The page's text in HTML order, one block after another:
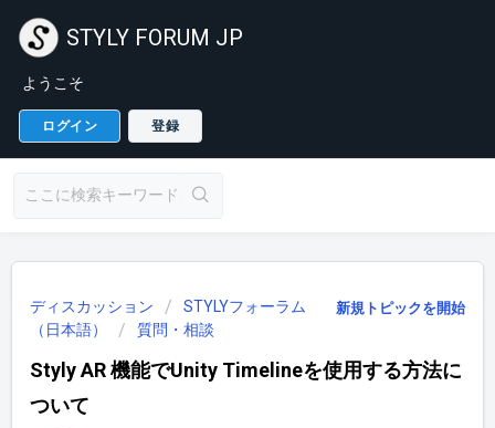
STYLY FORUM JP
ようこそ
ログイン 登録
新規トピックを開始
ディスカッション
STYLYフォーラム
（日本語）
質問・相談
Styly AR 機能でUnity Timelineを使用する方法に
ついて